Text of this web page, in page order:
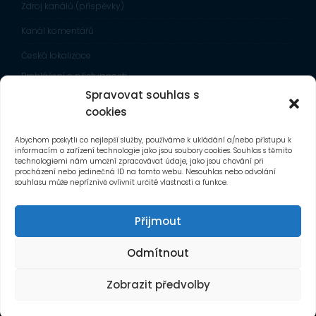
Spravovat souhlas s
cookies
Abychom poskytli co nejlepší služby, používáme k ukládání a/nebo přístupu k
informacím o zařízení technologie jako jsou soubory cookies. Souhlas s těmito
technologiemi nám umožní zpracovávat údaje, jako jsou chování při
procházení nebo jedinečná ID na tomto webu. Nesouhlas nebo odvolání
souhlasu může nepříznivě ovlivnit určité vlastnosti a funkce.
Přijmout
Odmítnout
Zobrazit předvolby
Zdroj kanálů (příspěvky)
Kanál komentářů
Česká lokalizace
Prohlášení o přístupnosti
Zobrazit mapu stránek
© 2026 ZŠ a MŠ TGM Zastávka